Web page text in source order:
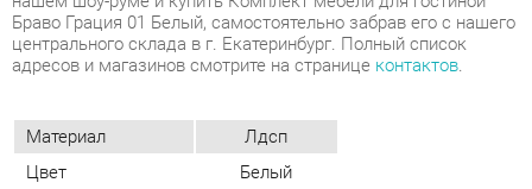
Материал
Лдсп
Цвет
Белый
Стиль интерьера
Классический
Шкаф для посуды
Нет
Шкаф для одежды
Да